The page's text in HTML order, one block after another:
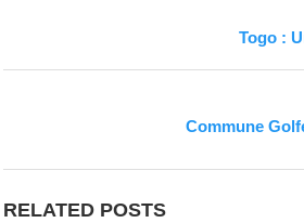
Togo :
Commune
RELATED POSTS